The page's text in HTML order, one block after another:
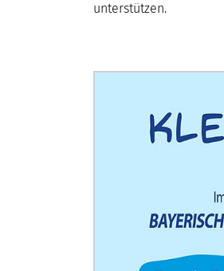
unterstützen.